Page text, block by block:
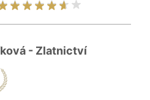
- Zlatnictví